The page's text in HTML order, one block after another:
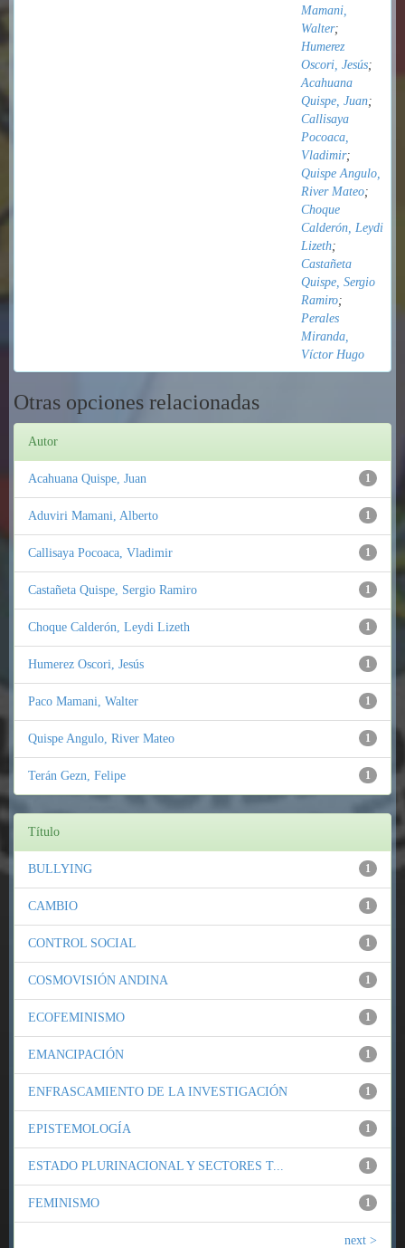
Mamani,
Walter;
Humerez
Oscori, Jesús;
Acahuana
Quispe, Juan;
Callisaya
Pocoaca,
Vladimir;
Quispe Angulo,
River Mateo;
Choque
Calderón, Leydi
Lizeth;
Castañeta
Quispe, Sergio
Ramiro;
Perales
Miranda,
Víctor Hugo
Otras opciones relacionadas
Autor
1
Acahuana Quispe, Juan
1
Aduviri Mamani, Alberto
1
Callisaya Pocoaca, Vladimir
1
Castañeta Quispe, Sergio Ramiro
1
Choque Calderón, Leydi Lizeth
1
Humerez Oscori, Jesús
1
Paco Mamani, Walter
1
Quispe Angulo, River Mateo
1
Terán Gezn, Felipe
Título
1
BULLYING
1
CAMBIO
1
CONTROL SOCIAL
1
COSMOVISIÓN ANDINA
1
ECOFEMINISMO
1
EMANCIPACIÓN
1
ENFRASCAMIENTO DE LA INVESTIGACIÓN
1
EPISTEMOLOGÍA
1
ESTADO PLURINACIONAL Y SECTORES T...
1
FEMINISMO
next >